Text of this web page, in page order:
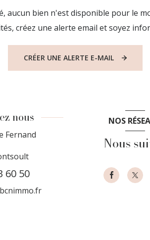
aucun bien n'est disponible pour le
créez une alerte email et soyez
CRÉER UNE ALERTE E-MAIL
nous
Fernand
60 50
NOS
Nous